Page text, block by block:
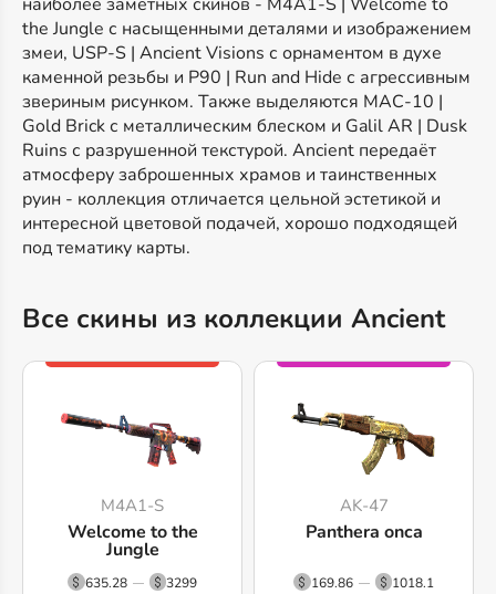
the Jungle с насыщенными деталями и изображением
змеи, USP-S | Ancient Visions с орнаментом в духе
каменной резьбы и P90 | Run and Hide с агрессивным
звериным рисунком. Также выделяются MAC-10 |
Gold Brick с металлическим блеском и Galil AR | Dusk
Ruins с разрушенной текстурой. Ancient передаёт
атмосферу заброшенных храмов и таинственных
руин - коллекция отличается цельной эстетикой и
интересной цветовой подачей, хорошо подходящей
под тематику карты.
Все скины из коллекции Ancient
M4A1-S
Welcome to the
Jungle
635.28
3299
AK-47
Panthera onca
169.86
1018.1